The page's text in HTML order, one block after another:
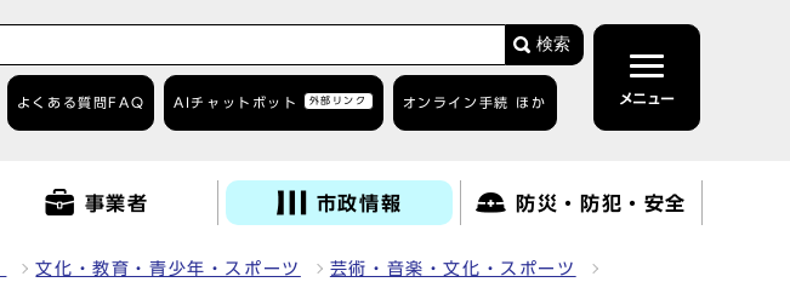
検索
よくある質問 FAQ AIチャットボット 外部リンク オンライン手続 ほか メニュー
事業者 市政情報 防災・防犯・安全
文化・教育・青少年・スポーツ 芸術・音楽・文化・スポーツ